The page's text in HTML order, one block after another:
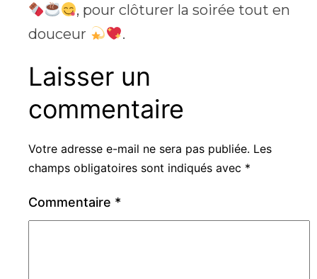
, pour clôturer la soirée tout en
douceur
.
Laisser un
commentaire
Votre adresse e-mail ne sera pas publiée. Les
champs obligatoires sont indiqués avec *
Commentaire *